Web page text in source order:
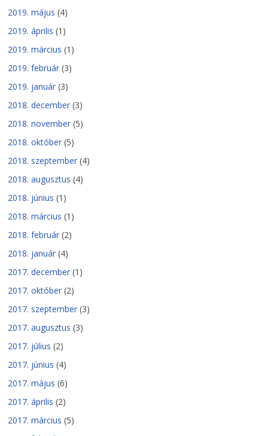
2019. május (4)
2019. április (1)
2019. március (1)
2019. február (3)
2019. január (3)
2018. december (3)
2018. november (5)
2018. október (5)
2018. szeptember (4)
2018. augusztus (4)
2018. június (1)
2018. március (1)
2018. február (2)
2018. január (4)
2017. december (1)
2017. október (2)
2017. szeptember (3)
2017. augusztus (3)
2017. július (2)
2017. június (4)
2017. május (6)
2017. április (2)
2017. március (5)